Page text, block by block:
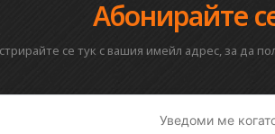
Абонирайте
се тук с вашия имейл адрес, за да